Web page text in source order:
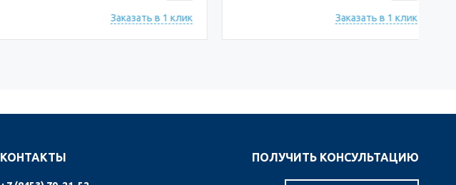
Заказать в 1 клик Заказать в 1 клик
КОНТАКТЫ ПОЛУЧИТЬ КОНСУЛЬТАЦИЮ